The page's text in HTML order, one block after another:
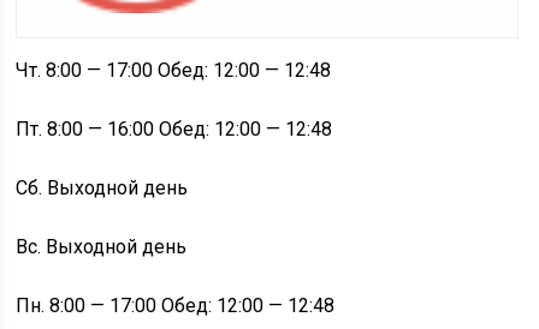
Чт. 8:00 — 17:00 Обед: 12:00 — 12:48
Пт. 8:00 — 16:00 Обед: 12:00 — 12:48
Сб. Выходной день
Вс. Выходной день
Пн. 8:00 — 17:00 Обед: 12:00 — 12:48